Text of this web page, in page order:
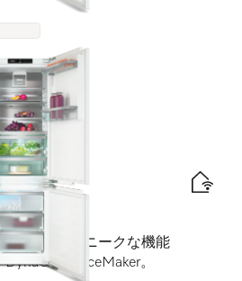
チ高さ178 cm
ザインとユニークな機能
、IceMaker。